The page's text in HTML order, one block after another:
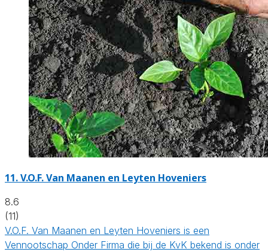
11.V.O.F. Van Maanen en Leyten Hoveniers
8.6
(11)
V.O.F. Van Maanen en Leyten Hoveniers is een
Vennootschap Onder Firma die bij de KvK bekend is onder